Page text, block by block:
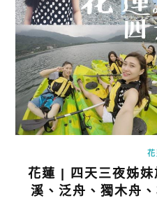
花
花蓮 | 四天三夜姊妹
溪、泛舟、獨木舟